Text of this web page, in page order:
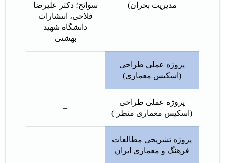
مدیریت بحران)
سوانح؛ دکتر علیرضا
فلاحی، انتشارات
دانشگاه شهید
بهشتی
پروژه عملی طراحی
(اسكیس معماری)
–
پروژه عملی طراحی
(اسكیس معماری منظر )
–
پروژه تشریحی مطالعات
فرهنگ و معماری ایران
–